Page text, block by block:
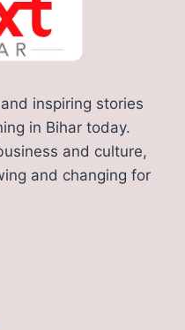
inspiring stories
in Bihar today.
and culture,
and changing for